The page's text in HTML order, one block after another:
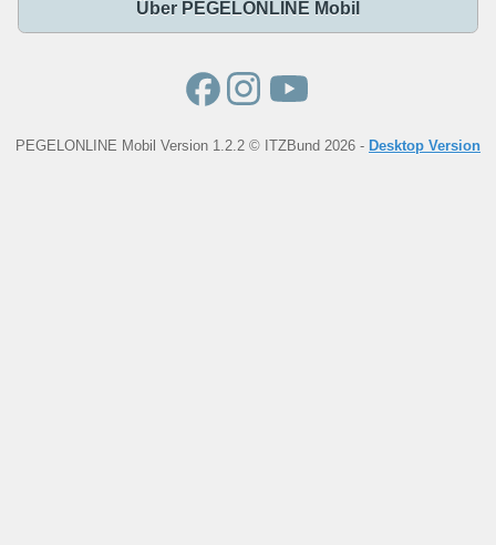
Über PEGELONLINE Mobil
PEGELONLINE Mobil Version 1.2.2 © ITZBund 2026 - Desktop Version